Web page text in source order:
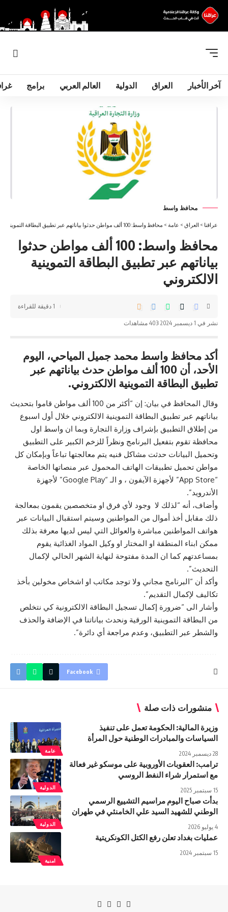
آخر الأخبار العراق الدولية العالم العربي برامج
محافظ واسط
عراقنا > العراق > عامة > محافظ واسط: 100 ألف مواطن حدثوا بياناتهم عبر تطبيق البطاقة التموينية الالكتروني
محافظ واسط: 100 ألف مواطن حدثوا
بياناتهم عبر تطبيق البطاقة التموينية
الالكتروني
نشر في 1 ديسمبر 2024 403 مشاهدات
1 دقيقة للقراءة
أكد محافظ واسط محمد جميل المياحي، اليوم
الأحد، أن 100 ألف مواطن حدث بياناتهم عبر
تطبيق البطاقة التموينية الالكتروني.
وقال المحافظ في بيان: إن “أكثر من 100 ألف مواطن قاموا بتحديث
بياناتهم عبر تطبيق البطاقة التموينية الالكتروني خلال أول اسبوع
من إطلاق التطبيق بإشراف وزارة التجارة وبما ان واسط اول
محافظة تقوم بتفعيل البرنامج ونظراً للزخم الكبير على التطبيق
وتحميل البيانات حدثت مشاكل فنيه يتم معالجتها تباعاً وبإمكان كل
مواطن تحميل تطبيقات الهاتف المحمول عبر منصاتها الخاصة
“App Store” لأجهزة الآيفون ، و الـ “Google Play” لأجهزة
الأندرويد”.
وأضاف، أنه “لذلك لا وجود لأي فرق او متخصصين يقمون بمعالجة
ذلك مقابل أخذ أموال من المواطنين وسيتم استقبال البيانات عبر
هواتف المواطنين مباشرة والعوائل التي ليس لديها معرفة بذلك
ممكن ابناء المنطقة او المختار او وكيل المواد الغذائية يقوم
بمساعدتهم كما ان المدة مفتوحة لنهاية الشهر الحالي لإكمال
التحديث”.
وأكد أن “البرنامج مجاني ولا توجد مكاتب او اشخاص مخولين بأخذ
تكاليف لإكمال التقديم”.
وأشار الى “ضرورة إكمال تسجيل البطاقة الالكترونية كي نتخلص
من البطاقة التموينية الورقية ونحدث بياناتنا في الإضافة والحذف
والشطر عبر التطبيق، وعدم مراجعة أي دائرة”.
Facebook
منشورات ذات صلة
عامة
وزيرة المالية: الحكومة تعمل على تنفيذ
السياسات والمبادرات الوطنية حول المرأة
28 ديسمبر 2024
الدولية
ترامب: العقوبات الأوروبية على موسكو غير فعالة
مع استمرار شراء النفط الروسي
15 سبتمبر 2025
الدولية
بدأت صباح اليوم مراسيم التشييع الرسمي
الوطني للشهيد السيد علي الخامنئي في طهران
4 يوليو 2026
امنية
عمليات بغداد تعلن رفع الكتل الكونكريتية
15 سبتمبر 2024